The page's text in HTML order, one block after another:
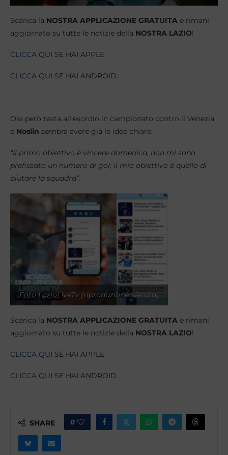
Scarica la NOSTRA APPLICAZIONE GRATUITA e rimani
aggiornato su tutte le notizie della NOSTRA LAZIO!
CLICCA QUI SE HAI APPLE
CLICCA QUI SE HAI ANDROID
Ora però testa all’esordio in campionato contro il Venezia
e Noslin sembra avere già le idee chiare:
“Il primo obiettivo è vincere domenica, non mi sono
prefissato un numero di gol; il mio obiettivo è quello di
aiutare la squadra”.
Foto LazioLiveTv (riproduzione vietata)
Scarica la NOSTRA APPLICAZIONE GRATUITA e rimani
aggiornato su tutte le notizie della NOSTRA LAZIO!
CLICCA QUI SE HAI APPLE
CLICCA QUI SE HAI ANDROID
SHARE 0